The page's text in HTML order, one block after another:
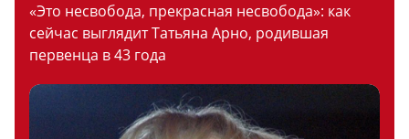
«Это несвобода, прекрасная несвобода»: как
сейчас выглядит Татьяна Арно, родившая
первенца в 43 года